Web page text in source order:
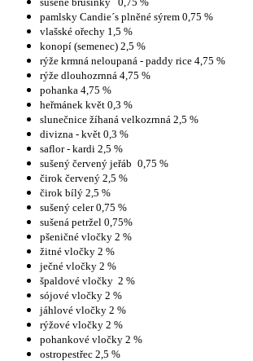
pamlsky Candie´s plněné sýrem 0,75 %
vlašské ořechy 1,5 %
konopí (semenec) 2,5 %
rýže krmná neloupaná - paddy rice 4,75 %
rýže dlouhozrnná 4,75 %
pohanka 4,75 %
heřmánek květ 0,3 %
slunečnice žíhaná velkozrnná 2,5 %
divizna - květ 0,3 %
saflor - kardi 2,5 %
sušený červený jeřáb 0,75 %
čirok červený 2,5 %
čirok bílý 2,5 %
sušený celer 0,75 %
sušená petržel 0,75%
pšeničné vločky 2 %
žitné vločky 2 %
ječné vločky 2 %
špaldové vločky 2 %
sójové vločky 2 %
jáhlové vločky 2 %
rýžové vločky 2 %
pohankové vločky 2 %
ostropestřec 2,5 %